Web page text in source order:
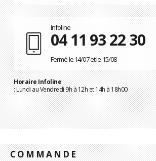
Infoline
04 11 93 22 30
Fermé le 14/07 et le 15/08
Horaire Infoline
: Lundi au Vendredi 9h à 12h et 14h à 18h00
COMMANDE